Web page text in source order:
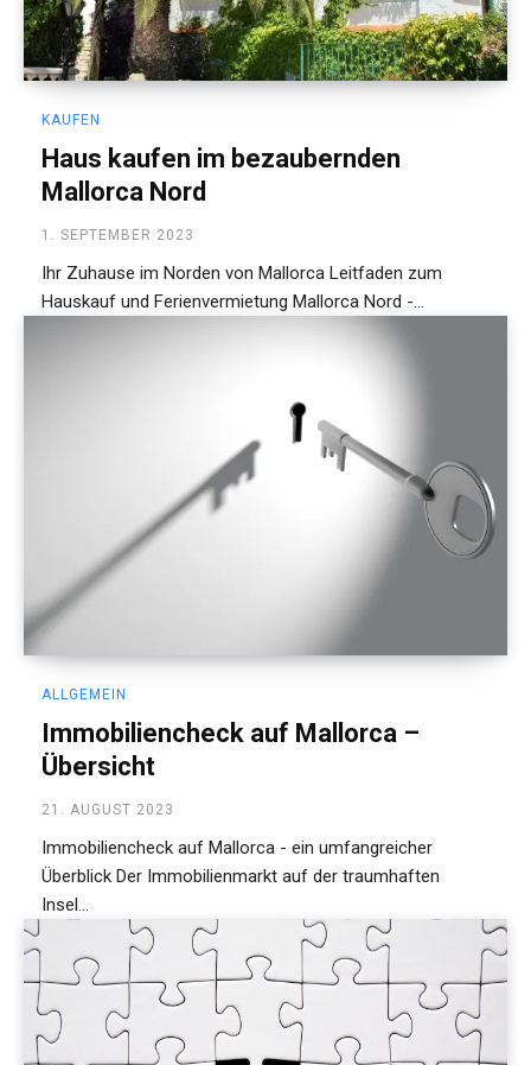
KAUFEN
Haus kaufen im bezaubernden
Mallorca Nord
1. SEPTEMBER 2023
Ihr Zuhause im Norden von Mallorca Leitfaden zum
Hauskauf und Ferienvermietung Mallorca Nord -...
ALLGEMEIN
Immobiliencheck auf Mallorca –
Übersicht
21. AUGUST 2023
Immobiliencheck auf Mallorca - ein umfangreicher
Überblick Der Immobilienmarkt auf der traumhaften
Insel...